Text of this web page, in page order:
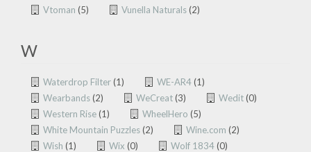
Vtoman (5) Vunella Naturals(2)
W
Waterdrop Filter(1) WE-AR4(1)
Wearbands(2) WeCreat(3) Wedit(0)
Western Rise(1) WheelHero (5)
White Mountain Puzzles(2) Wine.com (2)
Wish (1) Wix (0) Wolf 1834(0)